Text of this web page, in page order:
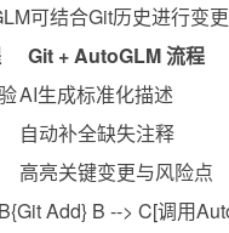
可结合Git历史进行变
Git + AutoGLM 流程
AI生成标准化描述
自动补全缺失注释
高亮关键变更与风险点
Add} B --> C[调用